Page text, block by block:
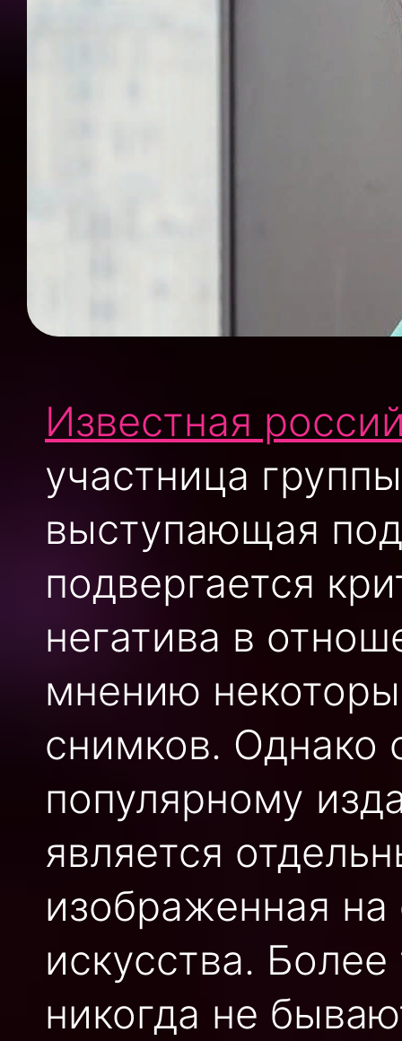
Известная
участница
выступающая
подвергается
негатива в
мнению
снимков. Однако
популярному
является
изображенная на
искусства.
никогда не